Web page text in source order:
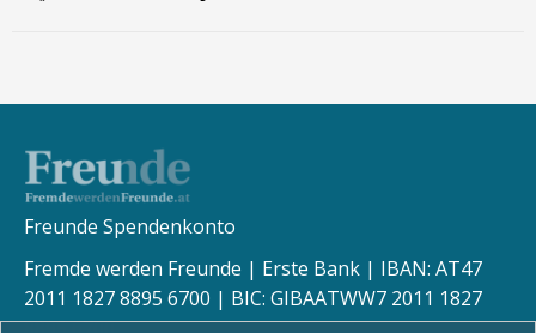
Freunde Spendenkonto
Fremde werden Freunde | Erste Bank | IBAN: AT47
2011 1827 8895 6700 | BIC: GIBAATWW7 2011 1827
8895 6700